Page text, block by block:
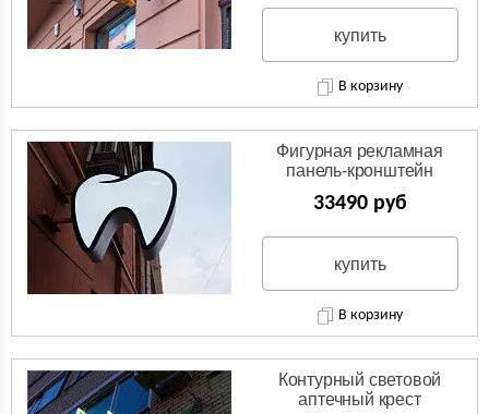
купить
В корзину
Фигурная рекламная
панель-кронштейн
33490 руб
купить
В корзину
Контурный световой
аптечный крест